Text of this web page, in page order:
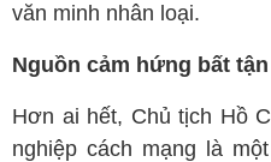
văn minh nhân loại.
Nguồn cảm hứng bất tận
Hơn ai hết, Chủ tịch Hồ
nghiệp cách mạng là